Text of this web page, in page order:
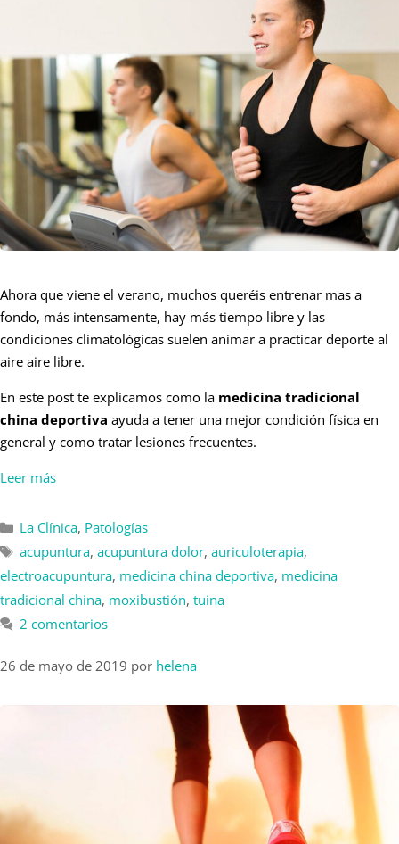
Ahora que viene el verano, muchos queréis entrenar mas a
fondo, más intensamente, hay más tiempo libre y las
condiciones climatológicas suelen animar a practicar deporte al
aire aire libre.
En este post te explicamos como la medicina tradicional
china deportiva ayuda a tener una mejor condición física en
general y como tratar lesiones frecuentes.
Leer más
La Clínica, Patologías
acupuntura, acupuntura dolor, auriculoterapia,
electroacupuntura, medicina china deportiva, medicina
tradicional china, moxibustión, tuina
2 comentarios
26 de mayo de 2019 por helena